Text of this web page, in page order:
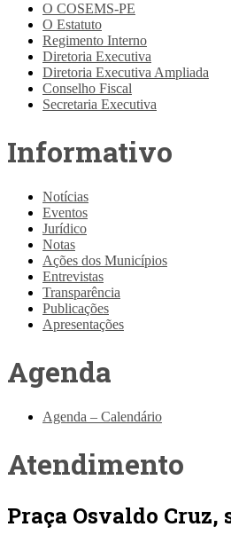
O COSEMS-PE
O Estatuto
Regimento Interno
Diretoria Executiva
Diretoria Executiva Ampliada
Conselho Fiscal
Secretaria Executiva
Informativo
Notícias
Eventos
Jurídico
Notas
Ações dos Municípios
Entrevistas
Transparência
Publicações
Apresentações
Agenda
Agenda – Calendário
Atendimento
Praça Osvaldo Cruz,